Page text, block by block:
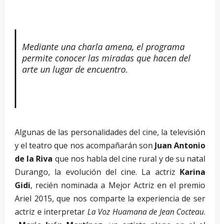
Mediante una charla amena, el programa
permite conocer las miradas que hacen del
arte un lugar de encuentro.
Algunas de las personalidades del cine, la televisión
y el teatro que nos acompañarán son Juan Antonio
de la Riva que nos habla del cine rural y de su natal
Durango, la evolución del cine. La actriz Karina
Gidi, recién nominada a Mejor Actriz en el premio
Ariel 2015, que nos comparte la experiencia de ser
actriz e interpretar La Voz Huamana de Jean Cocteau.